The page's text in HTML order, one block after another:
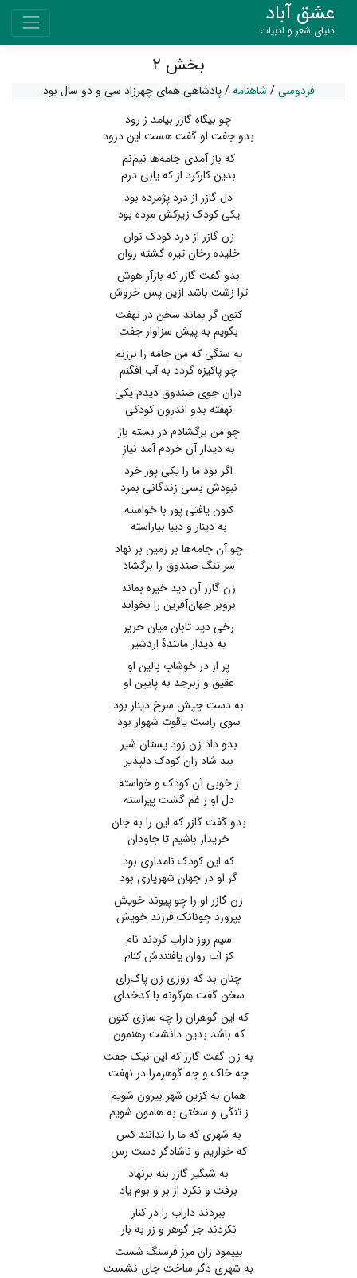
عشق آباد
دنیای شعر و ادبیات
بخش ۲
فردوسی/ شاهنامه /پادشاهی همای چهرزاد سی و دو سال بود
چو بیگاه گازر بیامد ز رود
بدو جفت او گفت هست این درود
که باز آمدی جامه‌ها نیم‌نم
بدین کارکرد از که یابی درم
دل گازر از درد پژمرده بود
یکی کودک زیرکش مرده بود
زن گازر از درد کودک نوان
خلیده رخان تیره گشته روان
بدو گفت گازر که بازآر هوش
ترا زشت باشد ازین پس خروش
کنون گر بماند سخن در نهفت
بگویم به پیش سزاوار جفت
به سنگی که من جامه را برزنم
چو پاکیزه گردد به آب افگنم
دران جوی صندوق دیدم یکی
نهفته بدو اندرون کودکی
چو من برگشادم در بسته باز
به دیدار آن خردم آمد نیاز
اگر بود ما را یکی پور خرد
نبودش بسی زندگانی بمرد
کنون یافتی پور با خواسته
به دینار و دیبا بیاراسته
چو آن جامه‌ها بر زمین بر نهاد
سر تنگ صندوق را برگشاد
زن گازر آن دید خیره بماند
بروبر جهان‌آفرین را بخواند
رخی دید تابان میان حریر
به دیدار مانندهٔ اردشیر
پر از در خوشاب بالین او
عقیق و زبرجد به پایین او
به دست چپش سرخ دینار بود
سوی راست یاقوت شهوار بود
بدو داد زن زود پستان شیر
ببد شاد زان کودک دلپذیر
ز خوبی آن کودک و خواسته
دل او ز غم گشت پیراسته
بدو گفت گازر که این را به جان
خریدار باشیم تا جاودان
که این کودک نامداری بود
گر او در جهان شهریاری بود
زن گازر او را چو پیوند خویش
بپرورد چونانک فرزند خویش
سیم روز داراب کردند نام
کز آب روان یافتندش کنام
چنان بد که روزی زن پاک‌رای
سخن گفت هرگونه با کدخدای
که این گوهران را چه سازی کنون
که باشد بدین دانشت رهنمون
به زن گفت گازر که این نیک جفت
چه خاک و چه گوهرمرا در نهفت
همان به کزین شهر بیرون شویم
ز تنگی و سختی به هامون شویم
به شهری که ما را ندانند کس
که خواریم و ناشادگر دست رس
به شبگیر گازر بنه برنهاد
برفت و نکرد از بر و بوم یاد
ببردند داراب را در کنار
نکردند جز گوهر و زر به بار
بپیمود زان مرز فرسنگ شست
به شهری دگر ساخت جای نشست